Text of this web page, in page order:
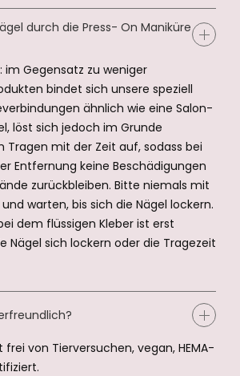
durch die Press- On Maniküre
im Gegensatz zu weniger
bindet sich unsere speziell
ähnlich wie eine Salon-
löst sich jedoch im Grunde
mit der Zeit auf, sodass bei
Entfernung keine Beschädigungen
zurückbleiben. Bitte niemals mit
warten, bis sich die Nägel lockern.
dem flüssigen Kleber ist erst
Nägel sich lockern oder die Tragezeit
frei von Tierversuchen, vegan, HEMA-